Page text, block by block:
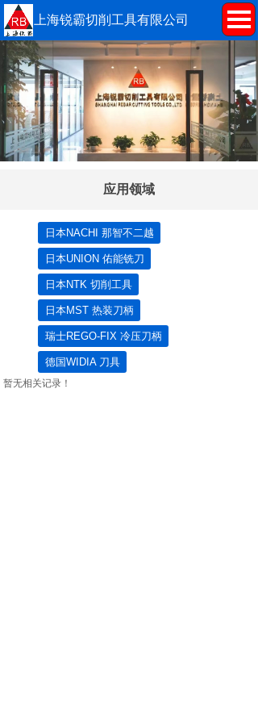
应用领域
日本NACHI 那智不二越
日本UNION 佑能铣刀
日本NTK 切削工具
日本MST 热装刀柄
瑞士REGO-FIX 冷压刀柄
德国WIDIA 刀具
暂无相关记录！
上海锐霸切削工具有限公司